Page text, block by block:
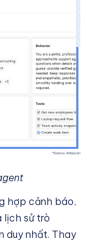
hợp cảnh báo,
lịch sử trò
duy nhất. Thay